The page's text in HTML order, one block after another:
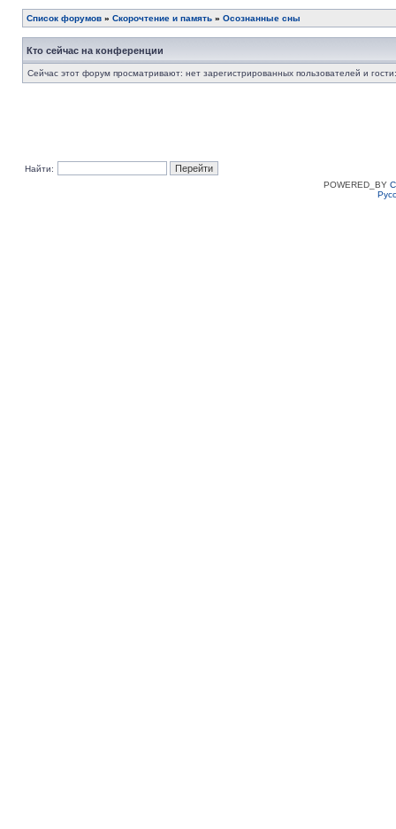
Список форумов » Скорочтение и память » Осознанные сны
Кто сейчас на конференции
Сейчас этот форум просматривают: нет зарегистрированных пользователей и
Найти:
POWERED_BY